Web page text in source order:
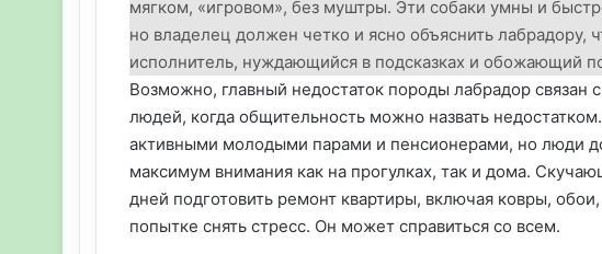
мягком, «игровом», без муштры. Эти собаки умны и
но владелец должен четко и ясно объяснить лабрадору,
исполнитель, нуждающийся в подсказках и обожающий
Возможно, главный недостаток породы лабрадор связан
людей, когда общительность можно назвать
активными молодыми парами и пенсионерами, но люди
максимум внимания как на прогулках, так и дома.
дней подготовить ремонт квартиры, включая ковры,
попытке снять стресс. Он может справиться со всем.